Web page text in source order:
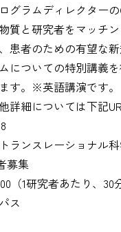
グラムディレクター
質と研究者をマッチ
患者のための有望な
についての特別講義を
す。※英語講演です。
細については下記
ランスレーショナル
募集
（1研究者あたり、30
ス